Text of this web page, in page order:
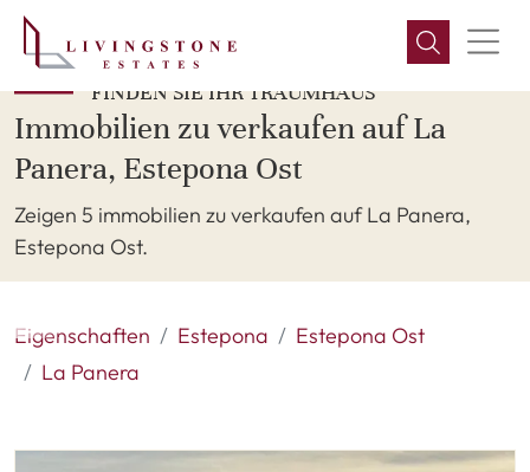
FINDEN SIE IHR TRAUMHAUS
Immobilien zu verkaufen auf La
Panera, Estepona Ost
Zeigen 5 immobilien zu verkaufen auf La Panera,
Estepona Ost.
Eigenschaften Estepona
Estepona Ost
La Panera